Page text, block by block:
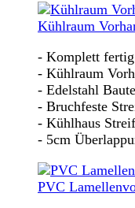
Kühlraum
- Komplett fertig
- Kühlraum
- Edelstahl
- Bruchfeste
- Kühlhaus
- 5cm
PVC